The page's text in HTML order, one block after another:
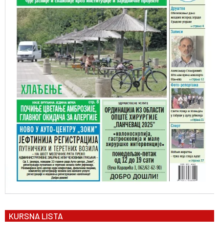
KURSNA LISTA